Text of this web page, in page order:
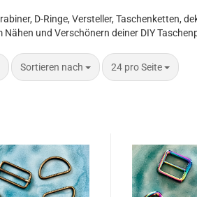
D-Ringe, Versteller, Taschenketten,
Nähen und Verschönern deiner DIY
Sortieren nach
Sortieren nach 24 pro Seite
pro Seite